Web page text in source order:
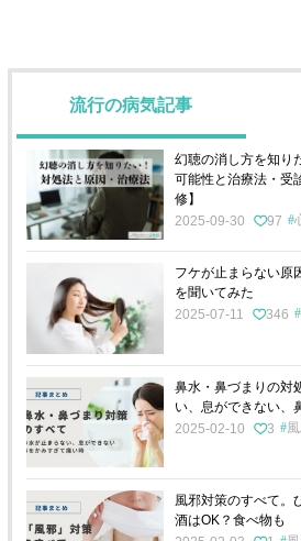
流行の病気記事
幻聴の消し方を知り
可能性と治療法・受
修】
2025-09-30
97
フケが止まらない原
を聞いてみた
2025-07-11
346
鼻水・鼻づまりの対
い、息ができない、
2025-02-10
3
風邪対策のすべて。
酒はOK？食べ物も